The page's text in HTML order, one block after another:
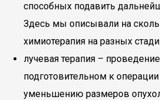
способных подавить
Здесь мы описывали на
химиотерапия на разных
лучевая терапия –
подготовительном к операции
уменьшению размеров